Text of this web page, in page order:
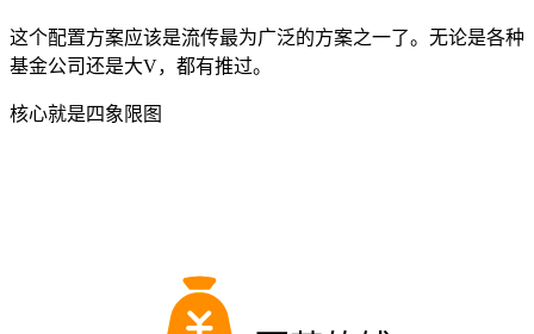
这个配置方案应该是流传最为广泛的方案之一了。无论是各种
基金公司还是大V，都有推过。
核心就是四象限图